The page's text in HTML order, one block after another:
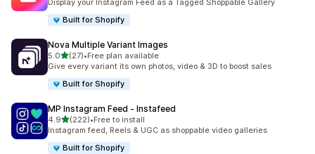
Display your Instagram Feed as a Tagged Shoppable Gallery
Built for Shopify
Nova Multiple Variant Images
5.0เต็ม 5 ดาว
(27)
ทั้งหมด 27 รีวิว
•Free plan available
Give every variant its own photos, video & 3D to boost sales
Built for Shopify
MP Instagram Feed ‑ Instafeed
4.9เต็ม 5 ดาว
(222)
ทั้งหมด 222 รีวิว
•Free to install
Instagram feed, Reels & UGC as shoppable video galleries
Built for Shopify